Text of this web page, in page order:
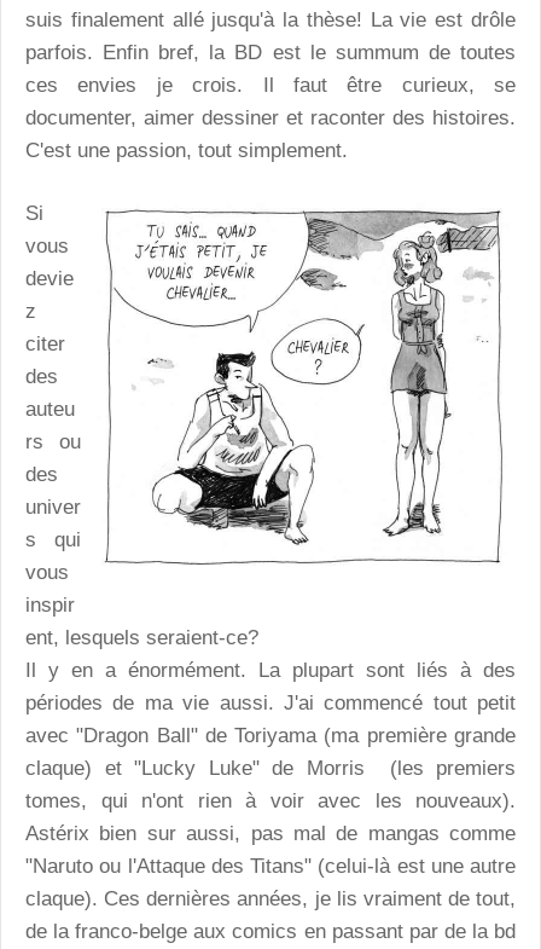
suis finalement allé jusqu'à la thèse! La vie est drôle
parfois. Enfin bref, la BD est le summum de toutes
ces envies je crois. Il faut être curieux, se
documenter, aimer dessiner et raconter des histoires.
C'est une passion, tout simplement.
Si
vous
devie
z
citer
des
auteu
rs ou
des
univer
s qui
vous
inspir
ent, lesquels seraient-ce?
Il y en a énormément. La plupart sont liés à des
périodes de ma vie aussi. J'ai commencé tout petit
avec "Dragon Ball" de Toriyama (ma première grande
claque) et "Lucky Luke" de Morris (les premiers
tomes, qui n'ont rien à voir avec les nouveaux).
Astérix bien sur aussi, pas mal de mangas comme
"Naruto ou l'Attaque des Titans" (celui-là est une autre
claque). Ces dernières années, je lis vraiment de tout,
de la franco-belge aux comics en passant par de la bd